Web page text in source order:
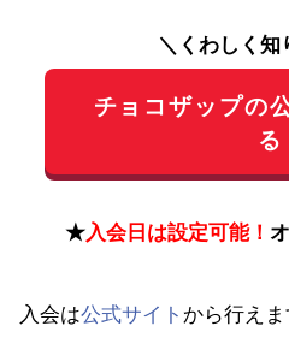
＼くわしく知
チョコザップの
る
★入会日は設定可能！
入会は公式サイト から行えま